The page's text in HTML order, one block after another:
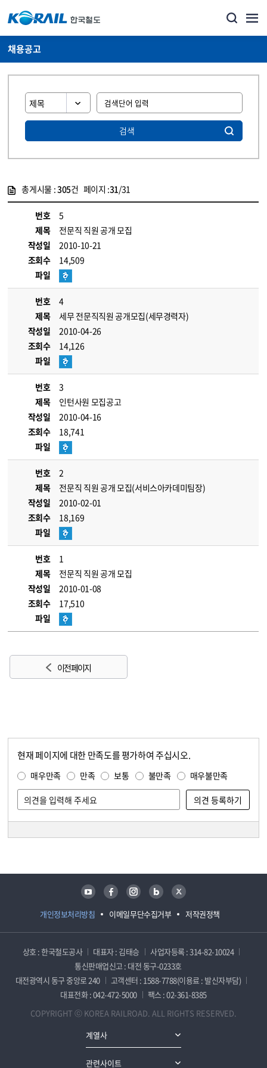
채용공고
검색
총게시물 :305건 페이지 :31/31
번호
5
제목
전문직 직원 공개 모집
작성일
2010-10-21
조회수
14,509
파일
번호
4
제목
세무 전문직직원 공개모집(세무경력자)
작성일
2010-04-26
조회수
14,126
파일
번호
3
제목
인턴사원 모집공고
작성일
2010-04-16
조회수
18,741
파일
번호
2
제목
전문직 직원 공개 모집(서비스아카데미팀장)
작성일
2010-02-01
조회수
18,169
파일
번호
1
제목
전문직 직원 공개 모집
작성일
2010-01-08
조회수
17,510
파일
이전 페이지
현재 페이지에 대한 만족도를 평가하여 주십시오.
매우만족 만족 보통 불만족 매우불만족
개인정보처리방침 이메일무단수집거부 저작권정책
유튜브 페이스북 인스타그램 블로그 트위터
상호 : 한국철도공사 대표자 : 김태승
사업자등록 : 314-82-10024
통신판매업신고 : 대전 동구-0233호
대전광역시 동구 중앙로 240
고객센터 : 1588-7788(이용료 : 발신자부담)
대표전화 : 042-472-5000
팩스 : 02-361-8385
COPYRIGHT ⓒ KOREA RAILROAD. ALL RIGHTS RESERVED.
계열사
관련사이트